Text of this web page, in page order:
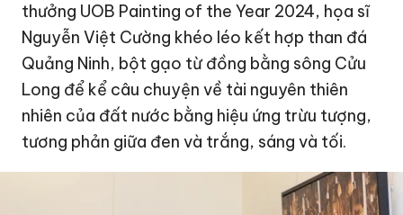
thưởng UOB Painting of the Year 2024, họa sĩ
Nguyễn Việt Cường khéo léo kết hợp than đá
Quảng Ninh, bột gạo từ đồng bằng sông Cửu
Long để kể câu chuyện về tài nguyên thiên
nhiên của đất nước bằng hiệu ứng trừu tượng,
tương phản giữa đen và trắng, sáng và tối.